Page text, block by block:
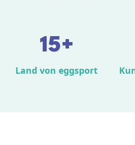
15+
Land von eggsport